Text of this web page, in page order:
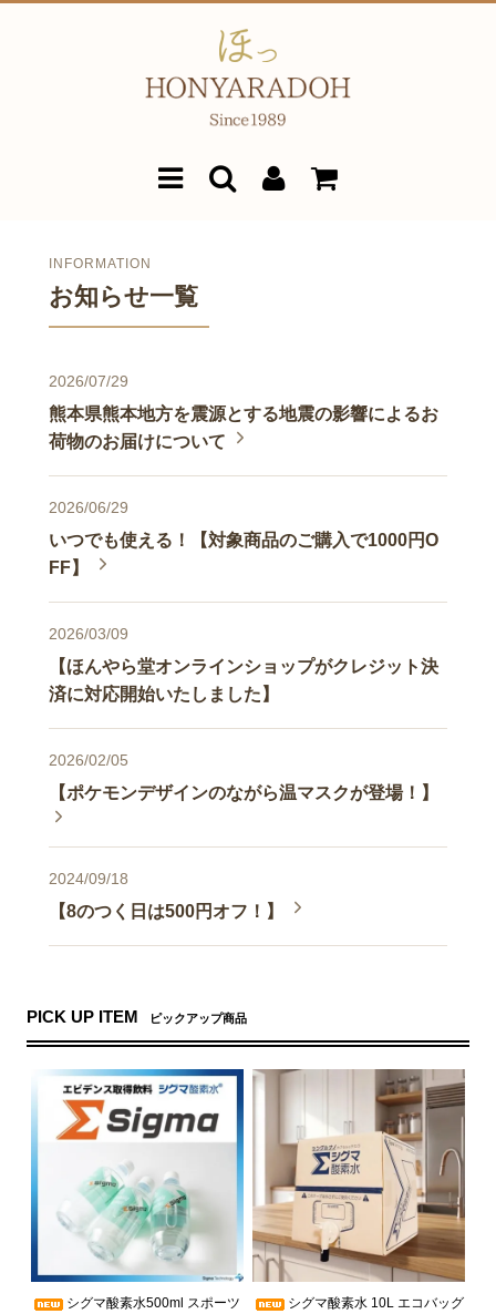
INFORMATION
お知らせ一覧
2026/07/29
熊本県熊本地方を震源とする地震の影響によるお
荷物のお届けについて
2026/06/29
いつでも使える！【対象商品のご購入で1000円O
FF】
2026/03/09
【ほんやら堂オンラインショップがクレジット決
済に対応開始いたしました】
2026/02/05
【ポケモンデザインのながら温マスクが登場！】
2024/09/18
【8のつく日は500円オフ！】
PICK UP ITEM ピックアップ商品
シグマ酸素水500ml スポーツ
シグマ酸素水 10L エコバッグ